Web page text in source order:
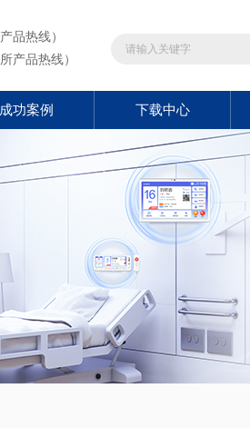
品热线）
产品热线）
成功案例 下载中心